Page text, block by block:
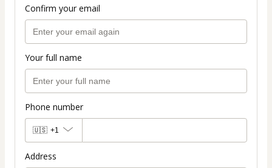
Confirm your email
Your full name
Phone number
🇺🇸 +1
Address